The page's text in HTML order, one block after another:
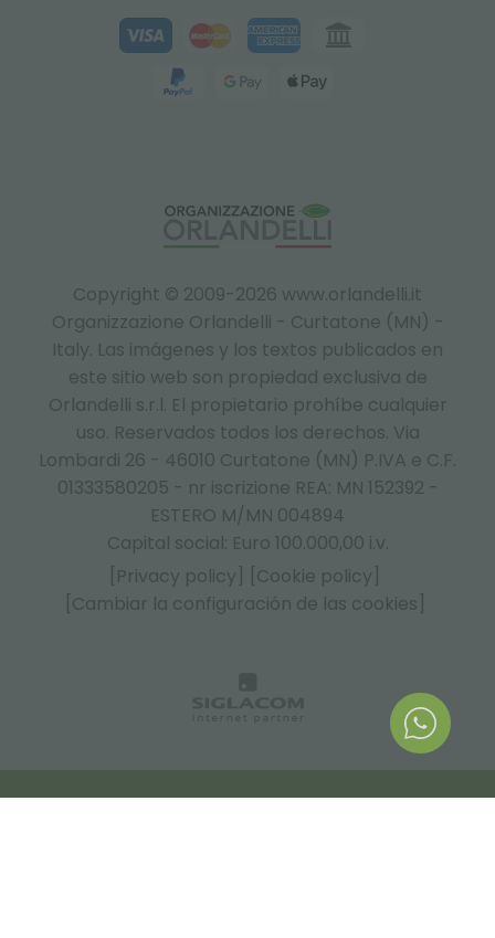
Copyright © 2009-2026 www.orlandelli.it
Organizzazione Orlandelli - Curtatone (MN) -
Italy. Las imágenes y los textos publicados en
este sitio web son propiedad exclusiva de
Orlandelli s.r.l. El propietario prohíbe cualquier
uso. Reservados todos los derechos. Via
Lombardi 26 - 46010 Curtatone (MN) P.IVA e C.F.
01333580205 - nr iscrizione REA: MN 152392 -
ESTERO M/MN 004894
Capital social: Euro 100.000,00 i.v.
[Privacy policy]
[Cookie policy]
[Cambiar la configuración de las cookies]